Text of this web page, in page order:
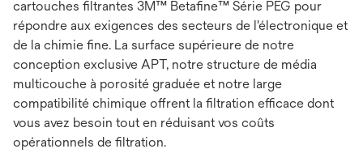
cartouches filtrantes 3M™ Betafine™ Série PEG pour
répondre aux exigences des secteurs de l'électronique et
de la chimie fine. La surface supérieure de notre
conception exclusive APT, notre structure de média
multicouche à porosité graduée et notre large
compatibilité chimique offrent la filtration efficace dont
vous avez besoin tout en réduisant vos coûts
opérationnels de filtration.